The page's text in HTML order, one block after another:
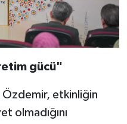
gücü"
Özdemir, etkinliğin
olmadığını